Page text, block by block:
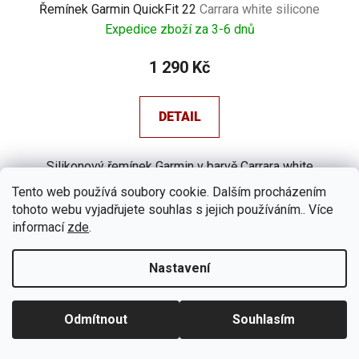
Tento web používá soubory cookie. Dalším procházením
tohoto webu vyjadřujete souhlas s jejich používáním.. Více
informací zde.
Nastavení
Odmítnout Souhlasím
Řemínek Garmin QuickFit 22 Carrara white silicone
Expedice zboží za 3-6 dnů
1 290 Kč
DETAIL
Silikonový řemínek Garmin v barvě Carrara white
silicone se systémem...